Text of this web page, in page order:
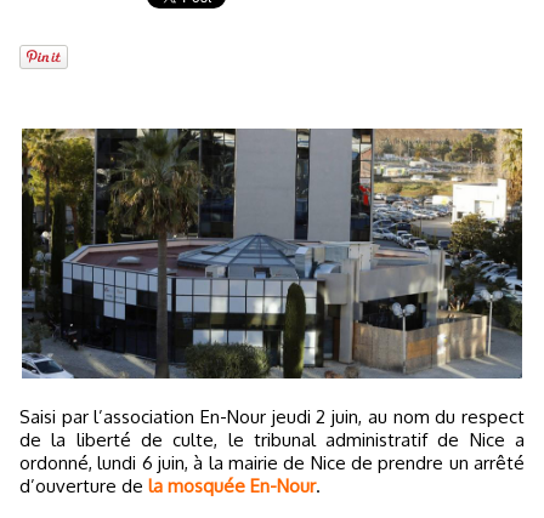
Saisi par l’association En-Nour jeudi 2 juin, au nom du respect
de la liberté de culte, le tribunal administratif de Nice a
ordonné, lundi 6 juin, à la mairie de Nice de prendre un arrêté
d’ouverture de la mosquée En-Nour.